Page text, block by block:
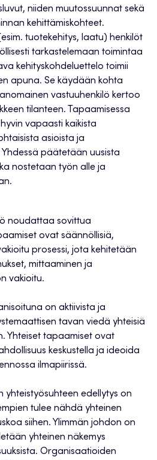
niiden muutossuunnat sekä
kehittämiskohteet.
tuotekehitys, laatu) henkilöt
tarkastelemaan toimintaa
kehityskohdeluettelo toimii
apuna. Se käydään kohta
vastuuhenkilö kertoo
tilanteen. Tapaamisessa
vapaasti kaikista
asioista ja
päätetään uusista
nostetaan työn alle ja
noudattaa sovittua
ovat säännöllisiä,
prosessi, jota kehitetään
mittaaminen ja
vakioitu.
on aktiivista ja
tavan viedä yhteisiä
Yhteiset tapaamiset ovat
keskustella ja ideoida
ilmapiirissä.
yhteistyösuhteen edellytys on
tulee nähdä yhteinen
siihen. Ylimmän johdon on
yhteinen näkemys
Organisaatioiden